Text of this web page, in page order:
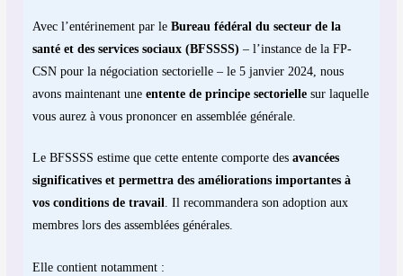
Avec l’entérinement par le Bureau fédéral du secteur de la
santé et des services sociaux (BFSSSS) – l’instance de la FP-
CSN pour la négociation sectorielle – le 5 janvier 2024, nous
avons maintenant uneentente de principe sectorielle sur laquelle
vous aurez à vous prononcer en assemblée générale.
Le BFSSSS estime que cette entente comporte desavancées
significatives et permettra des améliorations importantes à
vos conditions de travail. Il recommandera son adoption aux
membres lors des assemblées générales.
Elle contient notamment :